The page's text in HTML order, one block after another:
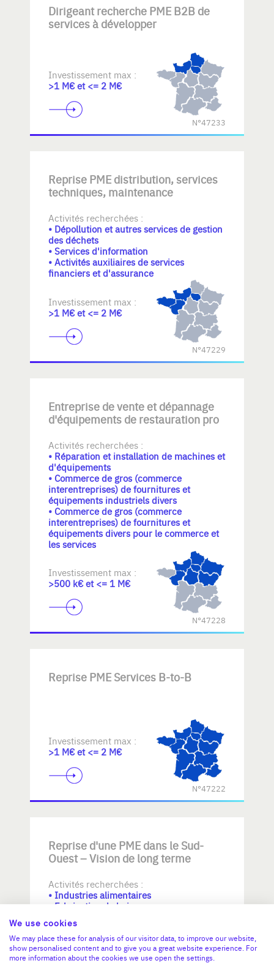
Dirigeant recherche PME B2B de
services à développer
Investissement max :
>1 M€ et <= 2 M€
N°47233
Reprise PME distribution, services
techniques, maintenance
Activités recherchées :
• Dépollution et autres services de gestion
des déchets
• Services d'information
• Activités auxiliaires de services
financiers et d'assurance
Investissement max :
>1 M€ et <= 2 M€
N°47229
Entreprise de vente et dépannage
d'équipements de restauration pro
Activités recherchées :
• Réparation et installation de machines et
d'équipements
• Commerce de gros (commerce
interentreprises) de fournitures et
équipements industriels divers
• Commerce de gros (commerce
interentreprises) de fournitures et
équipements divers pour le commerce et
les services
Investissement max :
>500 k€ et <= 1 M€
N°47228
Reprise PME Services B-to-B
Investissement max :
>1 M€ et <= 2 M€
N°47222
Reprise d'une PME dans le Sud-
Ouest – Vision de long terme
Activités recherchées :
• Industries alimentaires
• Fabrication de boissons
• Fabrication de textiles
Investissement max :
>2 M€ et <= 5 M€
We use cookies
We may place these for analysis of our visitor data, to improve our website,
show personalised content and to give you a great website experience. For
more information about the cookies we use open the settings.